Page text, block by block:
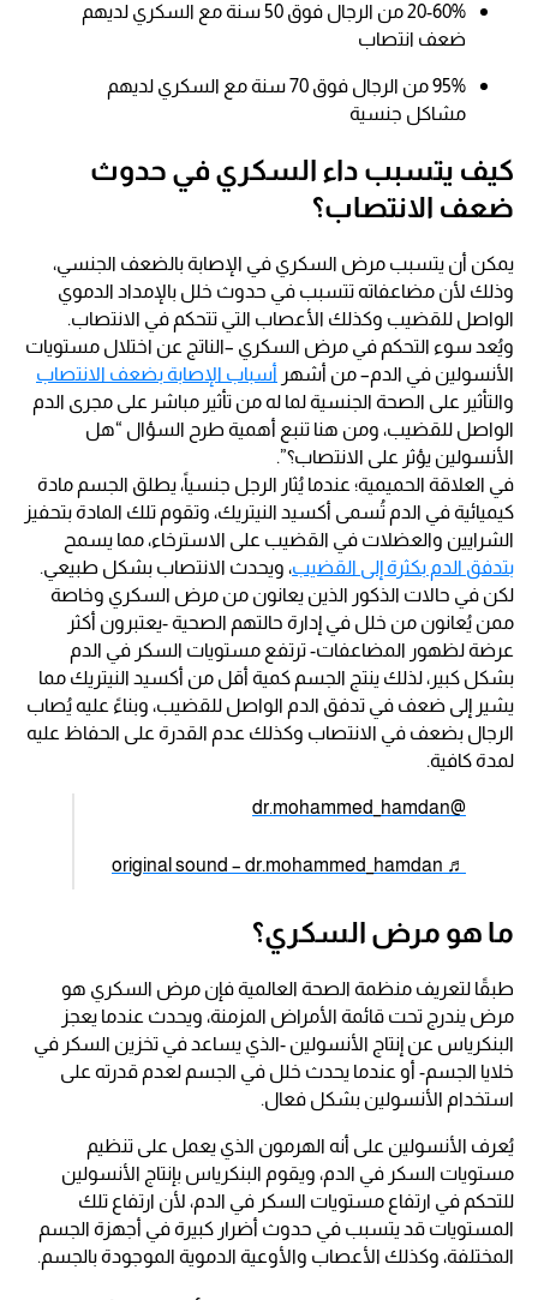
20-60% من الرجال فوق 50 سنة مع السكري لديهم
ضعف انتصاب​
95% من الرجال فوق 70 سنة مع السكري لديهم
مشاكل جنسية
كيف يتسبب داء السكري في حدوث
ضعف الانتصاب؟
يمكن أن يتسبب مرض السكري في الإصابة بالضعف الجنسي،
وذلك لأن مضاعفاته تتسبب في حدوث خلل بالإمداد الدموي
الواصل للقضيب وكذلك الأعصاب التي تتحكم في الانتصاب.
ويُعد سوء التحكم في مرض السكري –الناتج عن اختلال مستويات
الأنسولين في الدم– من أشهر أسباب الإصابة بضعف الانتصاب
والتأثير على الصحة الجنسية لما له من تأثير مباشر على مجرى الدم
الواصل للقضيب، ومن هنا تنبع أهمية طرح السؤال “هل
الأنسولين يؤثر على الانتصاب؟”.
في العلاقة الحميمية؛ عندما يُثار الرجل جنسياً، يطلق الجسم مادة
كيميائية في الدم تُسمى أكسيد النيتريك، وتقوم تلك المادة بتحفيز
الشرايين والعضلات في القضيب على الاسترخاء، مما يسمح
بتدفق الدم بكثرة إلى القضيب، ويحدث الانتصاب بشكل طبيعي.
لكن في حالات الذكور الذين يعانون من مرض السكري وخاصة
ممن يُعانون من خلل في إدارة حالتهم الصحية -يعتبرون أكثر
عرضة لظهور المضاعفات- ترتفع مستويات السكر في الدم
بشكل كبير، لذلك ينتج الجسم كمية أقل من أكسيد النيتريك مما
يشير إلى ضعف في تدفق الدم الواصل للقضيب، وبناءً عليه يُصاب
الرجال بضعف في الانتصاب وكذلك عدم القدرة على الحفاظ عليه
لمدة كافية.
@dr.mohammed_hamdan
♬ original sound – dr.mohammed_hamdan
ما هو مرض السكري؟
طبقًا لتعريف منظمة الصحة العالمية فإن مرض السكري هو
مرض يندرج تحت قائمة الأمراض المزمنة، ويحدث عندما يعجز
البنكرياس عن إنتاج الأنسولين -الذي يساعد في تخزين السكر في
خلايا الجسم- أو عندما يحدث خلل في الجسم لعدم قدرته على
استخدام الأنسولين بشكل فعال.
يُعرف الأنسولين على أنه الهرمون الذي يعمل على تنظيم
مستويات السكر في الدم، ويقوم البنكرياس بإنتاج الأنسولين
للتحكم في ارتفاع مستويات السكر في الدم، لأن ارتفاع تلك
المستويات قد يتسبب في حدوث أضرار كبيرة في أجهزة الجسم
المختلفة، وكذلك الأعصاب والأوعية الدموية الموجودة بالجسم.